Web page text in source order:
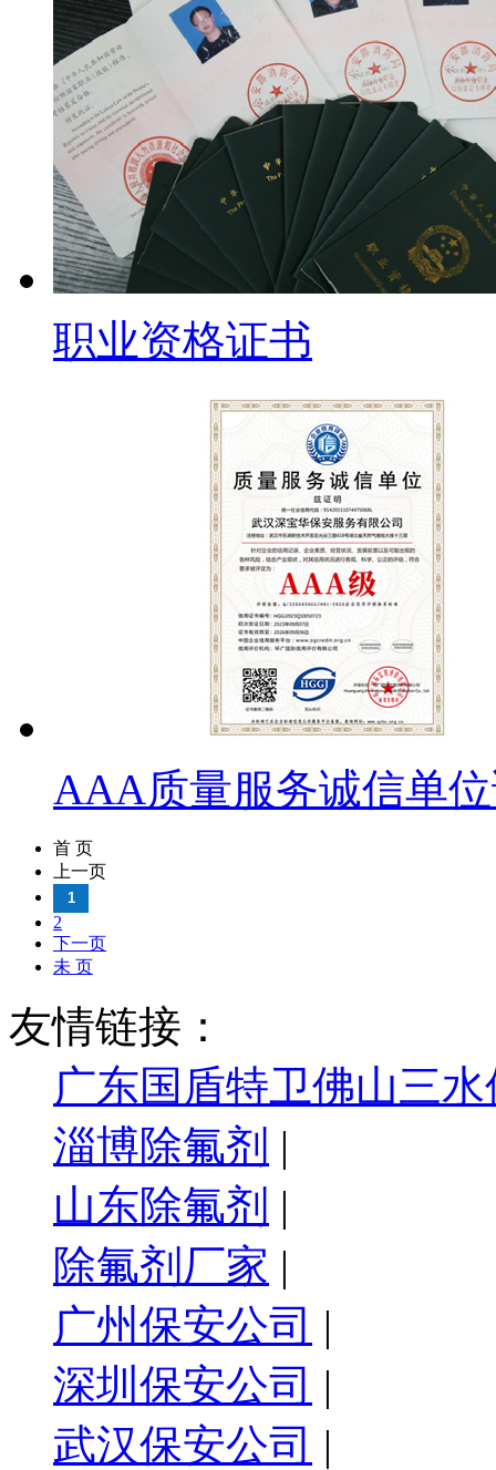
职业资格证书
AAA质量服务诚信单
首 页
上一页
1
2
下一页
未 页
友情链接：
广东国盾特卫佛山三
淄博除氟剂 |
山东除氟剂 |
除氟剂厂家 |
广州保安公司 |
深圳保安公司 |
武汉保安公司 |